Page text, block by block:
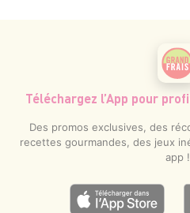
Téléchargez l’App pour
Des promos exclusives, des
recettes gourmandes, des jeux
app !